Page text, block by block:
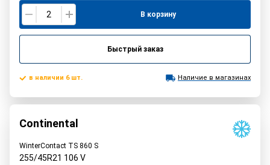
В корзину
Быстрый заказ
в наличии 6 шт. Наличие в магазинах
Continental
WinterContact TS 860 S
255/45R21 106 V